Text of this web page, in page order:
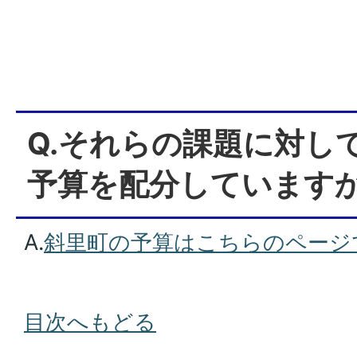
Q.それらの課題に対し
予算を配分しています
A.斜里町の予算はこちらのペー
目次へもどる